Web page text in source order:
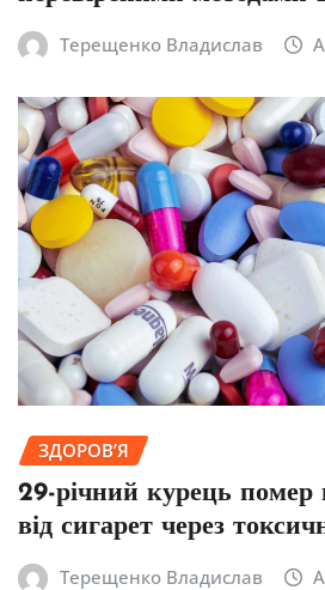
Терещенко Владислав
ЗДОРОВ’Я
29-річний курець помер
від сигарет через
Терещенко Владислав